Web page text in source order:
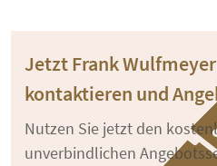
Jetzt Frank
kontaktieren und
Nutzen Sie jetzt den
unverbindlichen